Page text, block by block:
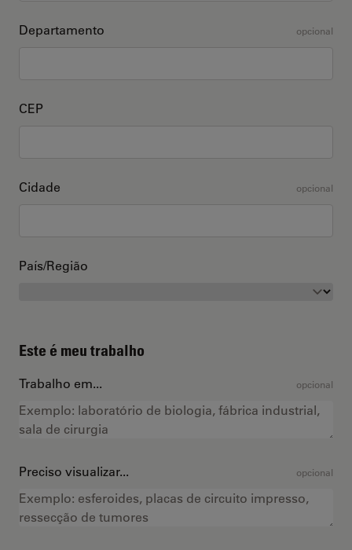
Departamento opcional
CEP
Cidade opcional
País/Região
Este é meu trabalho
Trabalho em... opcional
Preciso visualizar... opcional